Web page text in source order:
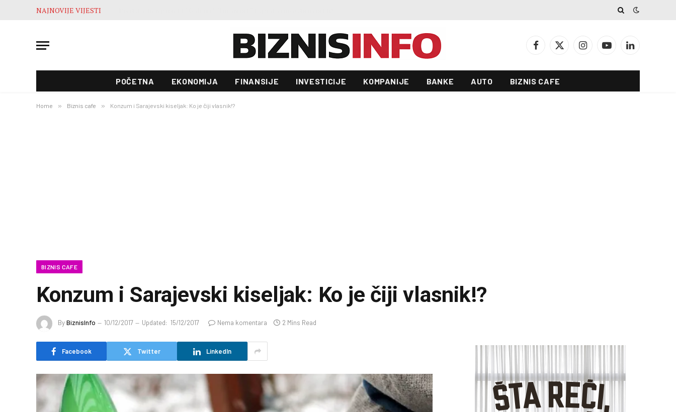
NAJNOVIJE VIJESTI
Facebook
X
InstagramYouTubeLinkedIn
POČETNA EKONOMIJA FINANSIJE INVESTICIJE KOMPANIJE BANKE AUTO BIZNIS CAFE
Home » Biznis cafe » Konzum i Sarajevski kiseljak: Ko je čiji vlasnik!?
BIZNIS CAFE
Konzum i Sarajevski kiseljak: Ko je čiji vlasnik!?
ByBiznisInfo 10/12/2017 Updated: 15/12/2017 Nema komentara 2 Mins Read
Facebook Twitter LinkedIn